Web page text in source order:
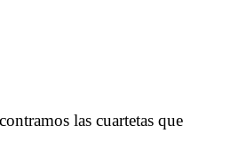
las cuartetas que